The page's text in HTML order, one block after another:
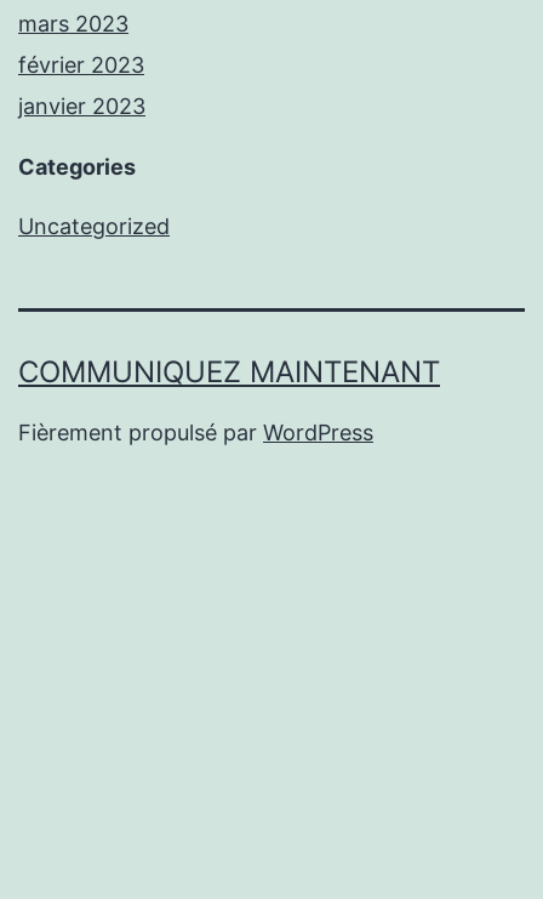
mars 2023
février 2023
janvier 2023
Categories
Uncategorized
COMMUNIQUEZ MAINTENANT
Fièrement propulsé par WordPress